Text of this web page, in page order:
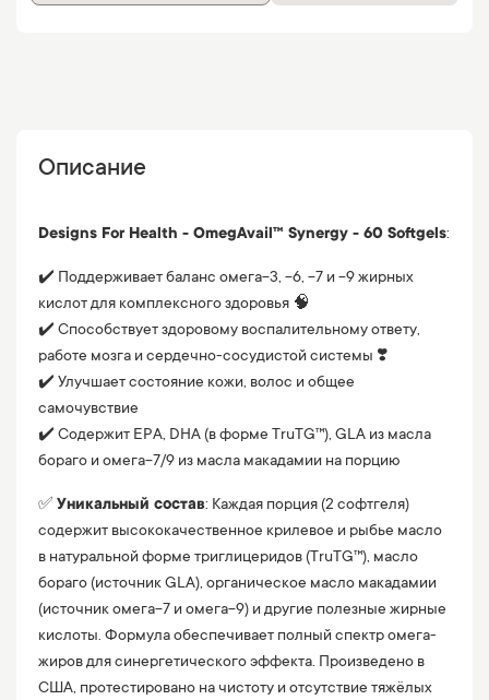
Описание
Designs For Health - OmegAvail™ Synergy - 60 Softgels:
✔️ Поддерживает баланс омега-3, -6, -7 и -9 жирных
кислот для комплексного здоровья 🧠
✔️ Способствует здоровому воспалительному ответу,
работе мозга и сердечно-сосудистой системы ❣️
✔️ Улучшает состояние кожи, волос и общее
самочувствие
✔️ Содержит EPA, DHA (в форме TruTG™), GLA из масла
бораго и омега-7/9 из масла макадамии на порцию
✅ Уникальный состав: Каждая порция (2 софтгеля)
содержит высококачественное крилевое и рыбье масло
в натуральной форме триглицеридов (TruTG™), масло
бораго (источник GLA), органическое масло макадамии
(источник омега-7 и омега-9) и другие полезные жирные
кислоты. Формула обеспечивает полный спектр омега-
жиров для синергетического эффекта. Произведено в
США, протестировано на чистоту и отсутствие тяжёлых